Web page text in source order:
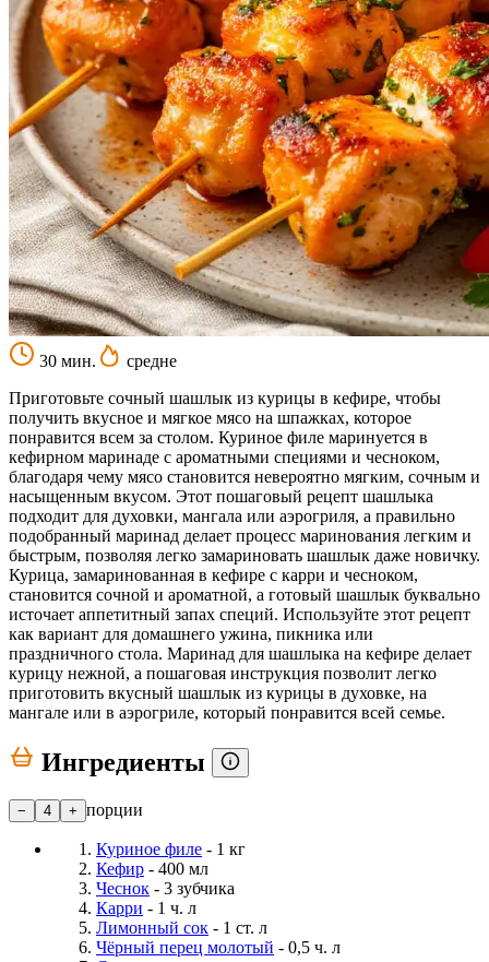
30 мин.
средне
Приготовьте сочный шашлык из курицы в кефире, чтобы
получить вкусное и мягкое мясо на шпажках, которое
понравится всем за столом. Куриное филе маринуется в
кефирном маринаде с ароматными специями и чесноком,
благодаря чему мясо становится невероятно мягким, сочным и
насыщенным вкусом. Этот пошаговый рецепт шашлыка
подходит для духовки, мангала или аэрогриля, а правильно
подобранный маринад делает процесс маринования легким и
быстрым, позволяя легко замариновать шашлык даже новичку.
Курица, замаринованная в кефире с карри и чесноком,
становится сочной и ароматной, а готовый шашлык буквально
источает аппетитный запах специй. Используйте этот рецепт
как вариант для домашнего ужина, пикника или
праздничного стола. Маринад для шашлыка на кефире делает
курицу нежной, а пошаговая инструкция позволит легко
приготовить вкусный шашлык из курицы в духовке, на
мангале или в аэрогриле, который понравится всей семье.
Ингредиенты
− 4 + порции
Куриное филе - 1 кг
Кефир - 400 мл
Чеснок - 3 зубчика
Карри - 1 ч. л
Лимонный сок - 1 ст. л
Чёрный перец молотый - 0,5 ч. л